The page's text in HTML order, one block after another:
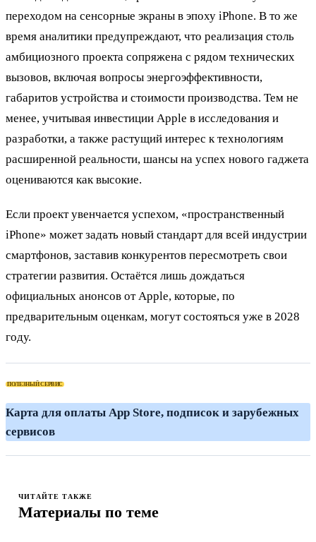
переходом на сенсорные экраны в эпоху iPhone. В то же
время аналитики предупреждают, что реализация столь
амбициозного проекта сопряжена с рядом технических
вызовов, включая вопросы энергоэффективности,
габаритов устройства и стоимости производства. Тем не
менее, учитывая инвестиции Apple в исследования и
разработки, а также растущий интерес к технологиям
расширенной реальности, шансы на успех нового гаджета
оцениваются как высокие.
Если проект увенчается успехом, «пространственный
iPhone» может задать новый стандарт для всей индустрии
смартфонов, заставив конкурентов пересмотреть свои
стратегии развития. Остаётся лишь дождаться
официальных анонсов от Apple, которые, по
предварительным оценкам, могут состояться уже в 2028
году.
ПОЛЕЗНЫЙ СЕРВИС
Карта для оплаты App Store, подписок и зарубежных
сервисов
ЧИТАЙТЕ ТАКЖЕ
Материалы по теме